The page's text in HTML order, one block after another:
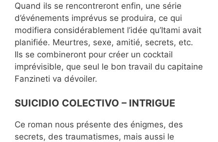
Quand ils se rencontreront enfin, une série
d’événements imprévus se produira, ce qui
modifiera considérablement l’idée qu’Itami avait
planifiée. Meurtres, sexe, amitié, secrets, etc.
Ils se combineront pour créer un cocktail
imprévisible, que seul le bon travail du capitaine
Fanzineti va dévoiler.
SUICIDIO COLECTIVO – INTRIGUE
Ce roman nous présente des énigmes, des
secrets, des traumatismes, mais aussi le